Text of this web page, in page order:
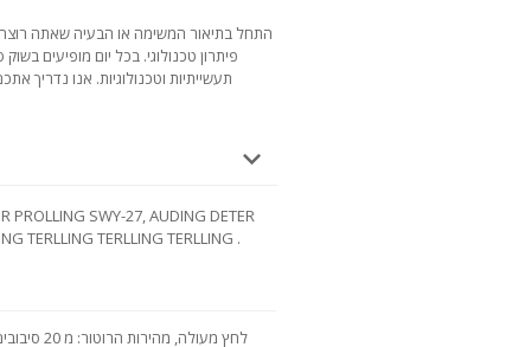
התחל בתיאור המשימה או הבעיה שאתה רוצה
פיתרון טכנולוגי. בכל יום מופיעים
תעשייתיות וטכנולוגיות. אנו נדריך
TERLLING TERLLING TERLLING .